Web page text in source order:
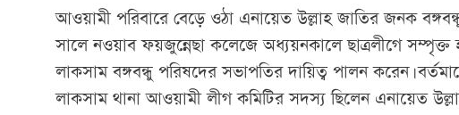
আওয়ামী পরিবারে বেড়ে ওঠা এনায়েত উল্লাহ জাতির জনক
সালে নওয়াব ফয়জুন্নেছা কলেজে অধ্যয়নকালে ছাত্রলীগে
লাকসাম বঙ্গবন্ধু পরিষদের সভাপতির দায়িত্ব পালন করেন।
লাকসাম থানা আওয়ামী লীগ কমিটির সদস্য ছিলেন এনায়েত